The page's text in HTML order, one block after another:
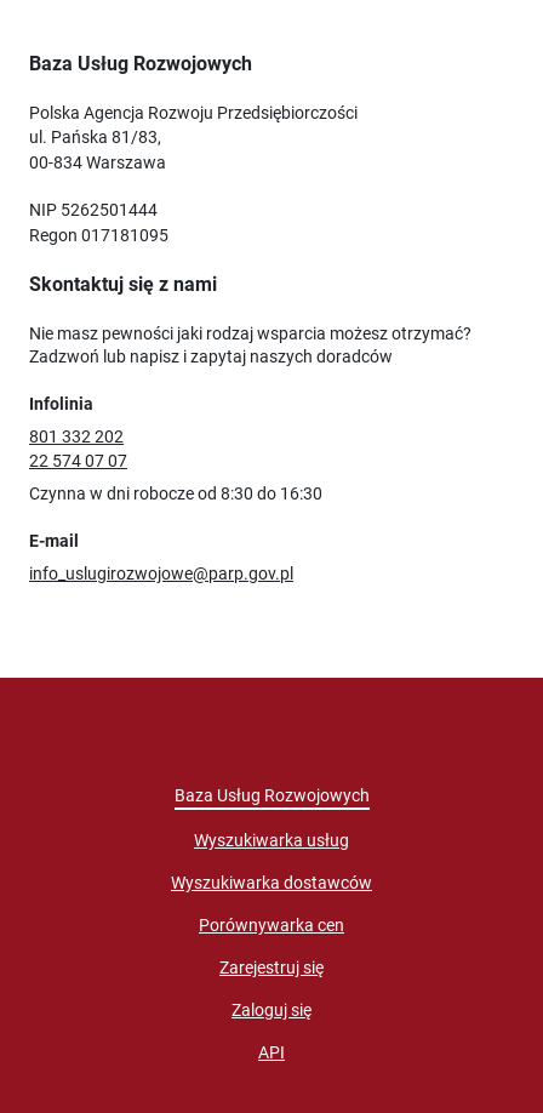
Baza Usług Rozwojowych
Polska Agencja Rozwoju Przedsiębiorczości
ul. Pańska 81/83,
00-834 Warszawa
NIP 5262501444
Regon 017181095
Skontaktuj się z nami
Nie masz pewności jaki rodzaj wsparcia możesz otrzymać?
Zadzwoń lub napisz i zapytaj naszych doradców
Infolinia
801 332 202
22 574 07 07
Czynna w dni robocze od 8:30 do 16:30
E-mail
info_uslugirozwojowe@parp.gov.pl
Baza Usług Rozwojowych
Wyszukiwarka usług
Wyszukiwarka dostawców
Porównywarka cen
Zarejestruj się
Zaloguj się
API